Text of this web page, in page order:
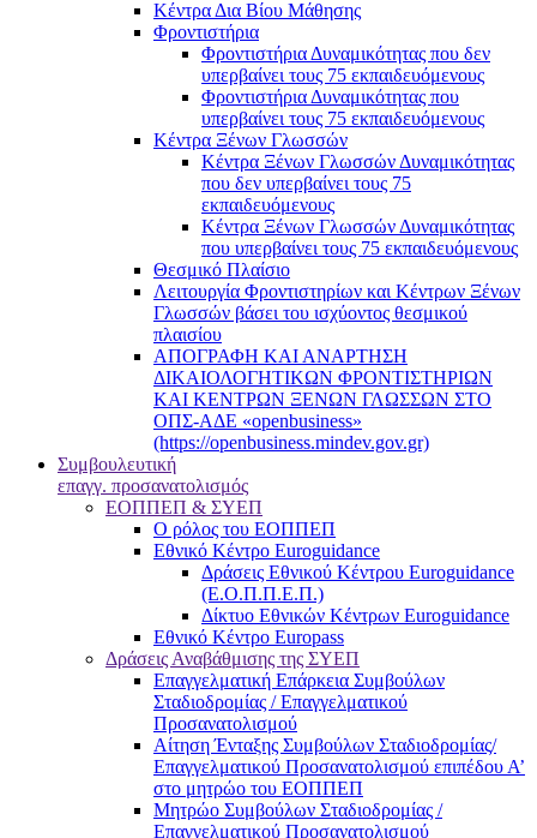
Κέντρα Δια Βίου Μάθησης
Φροντιστήρια
Φροντιστήρια Δυναμικότητας που δεν
υπερβαίνει τους 75 εκπαιδευόμενους
Φροντιστήρια Δυναμικότητας που
υπερβαίνει τους 75 εκπαιδευόμενους
Κέντρα Ξένων Γλωσσών
Kέντρα Ξένων Γλωσσών Δυναμικότητας
που δεν υπερβαίνει τους 75
εκπαιδευόμενους
Kέντρα Ξένων Γλωσσών Δυναμικότητας
που υπερβαίνει τους 75 εκπαιδευόμενους
Θεσμικό Πλαίσιο
Λειτουργία Φροντιστηρίων και Κέντρων Ξένων
Γλωσσών βάσει του ισχύοντος θεσμικού
πλαισίου
ΑΠΟΓΡΑΦΗ ΚΑΙ ΑΝΑΡΤΗΣΗ
ΔΙΚΑΙΟΛΟΓΗΤΙΚΩΝ ΦΡΟΝΤΙΣΤΗΡΙΩΝ
ΚΑΙ ΚΕΝΤΡΩΝ ΞΕΝΩΝ ΓΛΩΣΣΩΝ ΣΤΟ
ΟΠΣ-ΑΔΕ «openbusiness»
(https://openbusiness.mindev.gov.gr)
Συμβουλευτική
επαγγ. προσανατολισμός
ΕΟΠΠΕΠ & ΣΥΕΠ
Ο ρόλος του ΕΟΠΠΕΠ
Εθνικό Κέντρο Euroguidance
Δράσεις Εθνικού Κέντρου Euroguidance
(Ε.Ο.Π.Π.Ε.Π.)
Δίκτυο Εθνικών Κέντρων Euroguidance
Εθνικό Κέντρο Europass
Δράσεις Αναβάθμισης της ΣΥΕΠ
Επαγγελματική Επάρκεια Συμβούλων
Σταδιοδρομίας / Επαγγελματικού
Προσανατολισμού
Αίτηση Ένταξης Συμβούλων Σταδιοδρομίας/
Επαγγελματικού Προσανατολισμού επιπέδου Α’
στο μητρώο του ΕΟΠΠΕΠ
Μητρώο Συμβούλων Σταδιοδρομίας /
Επαγγελματικού Προσανατολισμού